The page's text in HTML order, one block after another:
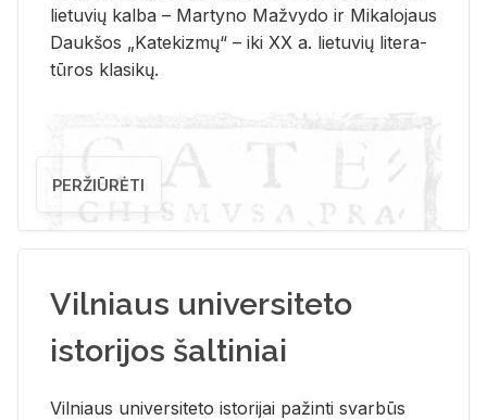
lie­tu­vių kal­ba – Mar­ty­no Ma­žvy­do ir Mi­ka­lo­jaus
Dauk­šos „Ka­te­kiz­mų“ – iki XX a. lie­tu­vių li­te­ra­
tū­ros kla­si­kų.
PERŽIŪRĖTI
Vilniaus universiteto
istorijos šaltiniai
Vil­niaus uni­ver­si­te­to is­to­ri­jai pa­žin­ti svar­būs